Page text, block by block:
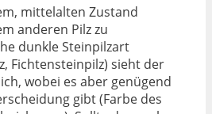
mittelalten Zustand
anderen Pilz zu
dunkle Steinpilzart
Fichtensteinpilz) sieht der
wobei es aber genügend
gibt (Farbe des